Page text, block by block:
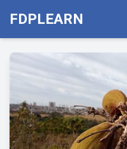
FDPLEARN